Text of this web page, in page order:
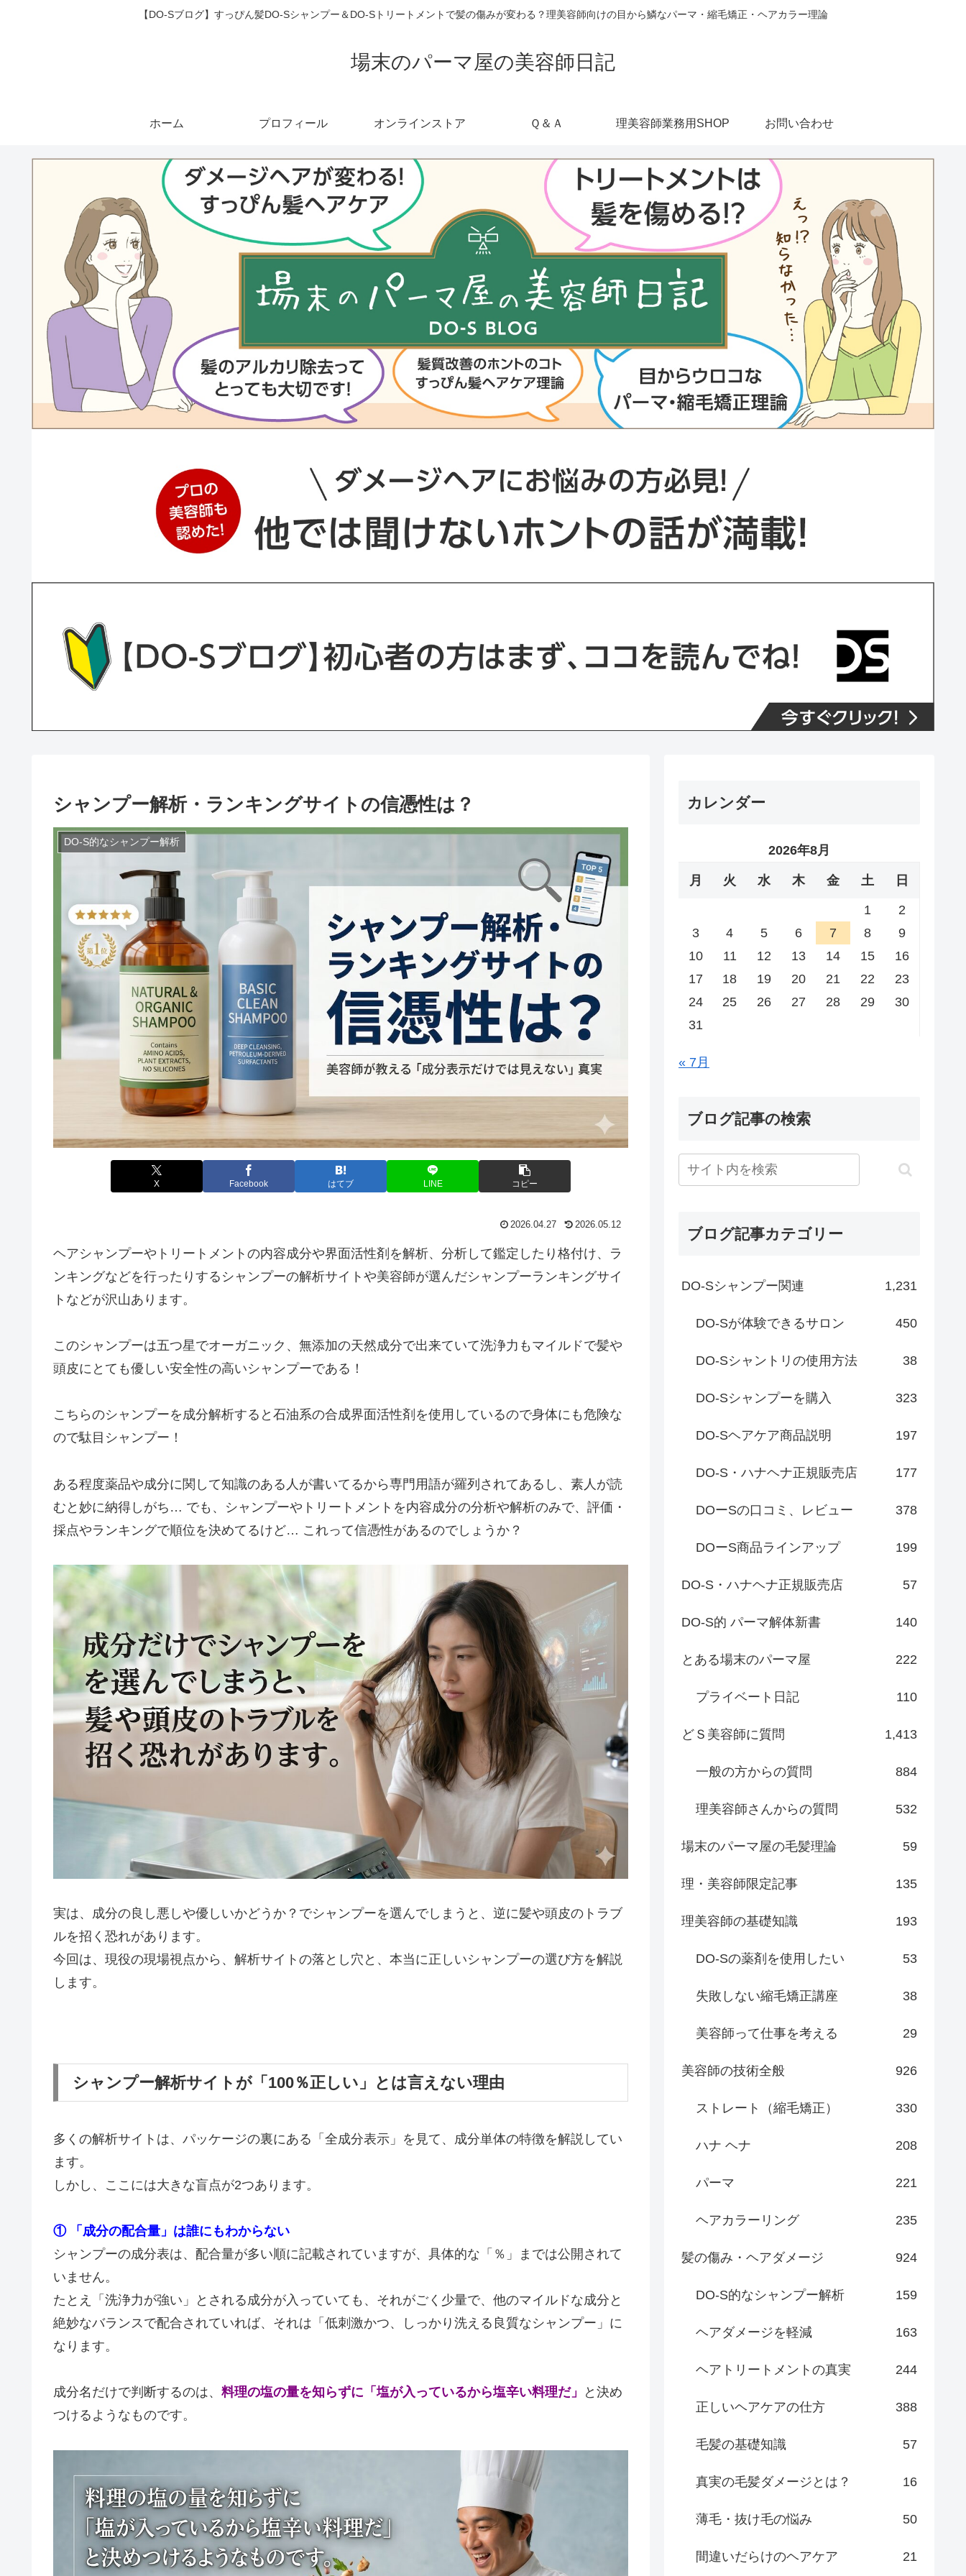
【DO-Sブログ】すっぴん髪DO-Sシャンプー＆DO-Sトリートメントで髪の傷みが変わる？理美容師向けの目から鱗なパーマ・縮毛矯正・ヘアカラー理論
場末のパーマ屋の美容師日記
ホーム プロフィール オンラインストア Ｑ＆Ａ 理美容師業務用SHOP お問い合わせ
シャンプー解析・ランキングサイトの信憑性は？
DO-S的なシャンプー解析
X Facebook はてブ LINE コピー
2026.04.27 2026.05.12
ヘアシャンプーやトリートメントの内容成分や界面活性剤を解析、分析して鑑定したり格付け、ラ
ンキングなどを行ったりするシャンプーの解析サイトや美容師が選んだシャンプーランキングサイ
トなどが沢山あります。
このシャンプーは五つ星でオーガニック、無添加の天然成分で出来ていて洗浄力もマイルドで髪や
頭皮にとても優しい安全性の高いシャンプーである！
こちらのシャンプーを成分解析すると石油系の合成界面活性剤を使用しているので身体にも危険な
ので駄目シャンプー！
ある程度薬品や成分に関して知識のある人が書いてるから専門用語が羅列されてあるし、素人が読
むと妙に納得しがち… でも、シャンプーやトリートメントを内容成分の分析や解析のみで、評価・
採点やランキングで順位を決めてるけど… これって信憑性があるのでしょうか？
実は、成分の良し悪しや優しいかどうか？でシャンプーを選んでしまうと、逆に髪や頭皮のトラブ
ルを招く恐れがあります。
今回は、現役の現場視点から、解析サイトの落とし穴と、本当に正しいシャンプーの選び方を解説
します。
シャンプー解析サイトが「100％正しい」とは言えない理由
多くの解析サイトは、パッケージの裏にある「全成分表示」を見て、成分単体の特徴を解説してい
ます。
しかし、ここには大きな盲点が2つあります。
① 「成分の配合量」は誰にもわからない
シャンプーの成分表は、配合量が多い順に記載されていますが、具体的な「％」までは公開されて
いません。
たとえ「洗浄力が強い」とされる成分が入っていても、それがごく少量で、他のマイルドな成分と
絶妙なバランスで配合されていれば、それは「低刺激かつ、しっかり洗える良質なシャンプー」に
なります。
成分名だけで判断するのは、 料理の塩の量を知らずに「塩が入っているから塩辛い料理だ」
と決め
つけるようなものです。
カレンダー
2026年8月
月 火 水 木 金 土 日
1
2
3
4 5 6 7 8
9
10
11 12 13 14 15
16
17
18 19 20 21 22
23
24
25 26 27 28 29
30
31
« 7月
ブログ記事の検索
ブログ記事カテゴリー
DO-Sシャンプー関連 1,231
DO-Sが体験できるサロン 450
DO-Sシャントリの使用方法 38
DO-Sシャンプーを購入 323
DO-Sヘアケア商品説明 197
DO-S・ハナヘナ正規販売店 177
DOーSの口コミ、レビュー 378
DOーS商品ラインアップ 199
DO-S・ハナヘナ正規販売店 57
DO-S的 パーマ解体新書 140
とある場末のパーマ屋 222
プライベート日記 110
どＳ美容師に質問 1,413
一般の方からの質問 884
理美容師さんからの質問 532
場末のパーマ屋の毛髪理論 59
理・美容師限定記事 135
理美容師の基礎知識 193
DO-Sの薬剤を使用したい 53
失敗しない縮毛矯正講座 38
美容師って仕事を考える 29
美容師の技術全般 926
ストレート（縮毛矯正） 330
ハナ ヘナ 208
パーマ 221
ヘアカラーリング 235
髪の傷み・ヘアダメージ 924
DO-S的なシャンプー解析 159
ヘアダメージを軽減 163
ヘアトリートメントの真実 244
正しいヘアケアの仕方 388
毛髪の基礎知識 57
真実の毛髪ダメージとは？ 16
薄毛・抜け毛の悩み 50
間違いだらけのヘアケア 21